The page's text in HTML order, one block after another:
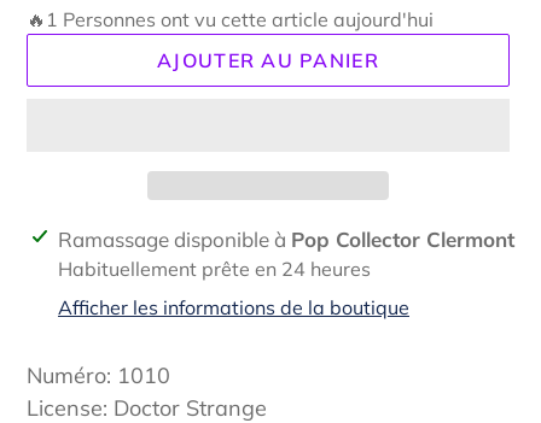
🔥1 Personnes ont vu cette article aujourd'hui
AJOUTER AU PANIER
Ajout
d'un
produit
panier
Ramassage disponible à Pop Collector Clermont
Habituellement prête en 24 heures
Afficher les informations de la boutique
Numéro: 1010
License: Doctor Strange